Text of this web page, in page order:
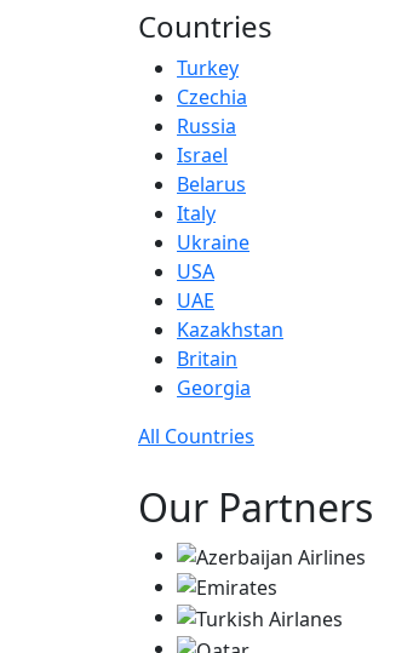
Countries
Turkey
Czechia
Russia
Israel
Belarus
Italy
Ukraine
USA
UAE
Kazakhstan
Britain
Georgia
All Countries
Our Partners